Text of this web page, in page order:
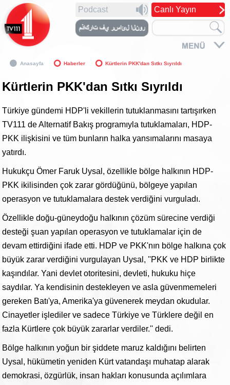
Canlı Yayın
Podcast
Anasayfa Haberler Kürtlerin PKK'dan Sıtkı Sıyrıldı
Kürtlerin PKK'dan Sıtkı Sıyrıldı
Türkiye gündemi HDP'li vekillerin tutuklanmasını tartışırken
TV111 de Alternatif Bakış programıyla tutuklamaları, HDP-
PKK ilişkisini ve tüm bunların halka yansımalarını masaya
yatırdı.
Hukukçu Ömer Faruk Uysal, özellikle bölge halkının HDP-
PKK ikilisinden çok zarar gördüğünü, bölgeye yapılan
operasyon ve tutuklamalara destek verdiğini vurguladı.
Özellikle doğu-güneydoğu halkının çözüm sürecine verdiği
desteği şuan yapılan operasyon ve tutuklamalar için de
devam ettirdiğini ifade etti. HDP ve PKK'nın bölge halkına çok
büyük zarar verdiğini vurgulayan Uysal, ''PKK ve HDP birlikte
kaşındılar. Yani devlet otoritesini, devleti, hukuku hiçe
saydılar. Ya kendisinin destekleyen ve asla güvenmemeleri
gereken Batı'ya, Amerika'ya güvenerek meydan okudular.
Cinayetler işlediler ve sadece Türkiye ve Türklere değil en
fazla Kürtlere çok büyük zararlar verdiler.'' dedi.
Bölge halkının yoğun bir şiddete maruz kaldığını belirten
Uysal, hükümetin yeniden Kürt vatandaşı muhatap alarak
demokrasi, özgürlük, insan hakları konusunda açılımlara